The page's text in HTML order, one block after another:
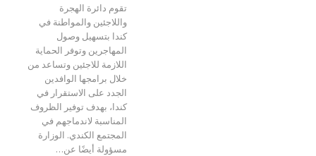
تقوم دائرة الهجرة
واللاجئين والمواطنة في
كندا بتسهيل وصول
المهاجرين وتوفر الحماية
اللازمة للاجئين وتساعد من
خلال برامجها الوافدين
الجدد على الاستقرار في
كندا، بهدف توفير الظروف
المناسبة لاندماجهم في
المجتمع الكندي. الوزارة
مسؤولة أيضًا عن…